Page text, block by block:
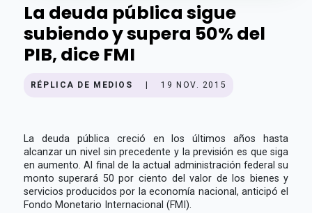
La deuda pública sigue
subiendo y supera 50% del
PIB, dice FMI
RÉPLICA DE MEDIOS 19 NOV. 2015
La deuda pública creció en los últimos años hasta
alcanzar un nivel sin precedente y la previsión es que siga
en aumento. Al final de la actual administración federal su
monto superará 50 por ciento del valor de los bienes y
servicios producidos por la economía nacional, anticipó el
Fondo Monetario Internacional (FMI).